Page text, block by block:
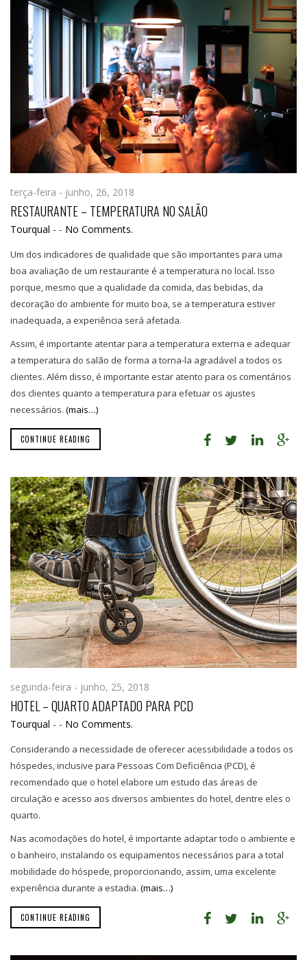
terça-feira - junho, 26, 2018
RESTAURANTE – TEMPERATURA NO SALÃO
Tourqual - - No Comments.
Um dos indicadores de qualidade que são importantes para uma
boa avaliação de um restaurante é a temperatura no local. Isso
porque, mesmo que a qualidade da comida, das bebidas, da
decoração do ambiente for muito boa, se a temperatura estiver
inadequada, a experiência será afetada.
Assim, é importante atentar para a temperatura externa e adequar
a temperatura do salão de forma a torna-la agradável a todos os
clientes. Além disso, é importante estar atento para os comentários
dos clientes quanto a temperatura para efetuar os ajustes
necessários. (mais…)
CONTINUE READING
segunda-feira - junho, 25, 2018
HOTEL – QUARTO ADAPTADO PARA PCD
Tourqual - - No Comments.
Considerando a necessidade de oferecer acessibilidade a todos os
hóspedes, inclusive para Pessoas Com Deficiência (PCD), é
recomendado que o hotel elabore um estudo das áreas de
circulação e acesso aos diversos ambientes do hotel, dentre eles o
quarto.
Nas acomodações do hotel, é importante adaptar todo o ambiente e
o banheiro, instalando os equipamentos necessários para a total
mobilidade do hóspede, proporcionando, assim, uma excelente
experiência durante a estadia. (mais…)
CONTINUE READING